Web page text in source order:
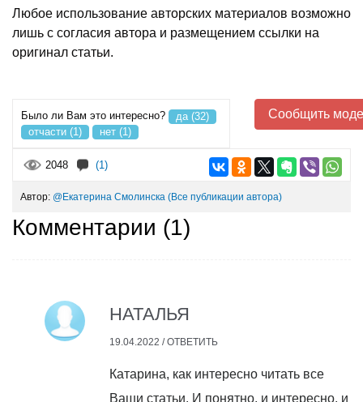
Любое использование авторских материалов возможно
лишь с согласия автора и размещением ссылки на
оригинал статьи.
Было ли Вам это интересно?
да (32)
отчасти (1)
нет (1)
Сообщить
2048 (1)
Автор: @Екатерина Смолинска (Все публикации автора)
Комментарии (1)
НАТАЛЬЯ
19.04.2022 /ОТВЕТИТЬ
Катарина, как интересно читать все
Ваши статьи. И понятно, и интересно, и